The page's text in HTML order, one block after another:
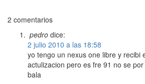
2 comentarios
pedro dice:
2 julio 2010 a las 18:58
yo tengo un nexus one libre y recibi
actulizacion pero es fre 91 no se
bala